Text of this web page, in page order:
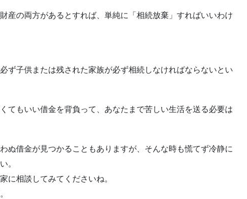
産の両方があるとすれば、単純に「相続放棄」すればいいわけ
ず子供または残された家族が必ず相続しなければならないとい
てもいい借金を背負って、あなたまで苦しい生活を送る必要は
ぬ借金が見つかることもありますが、そんな時も慌てず冷静に
。
に相談してみてくださいね。